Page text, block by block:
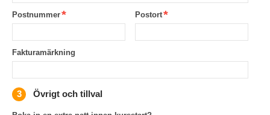
Postnummer Postort
Fakturamärkning
Övrigt och tillval